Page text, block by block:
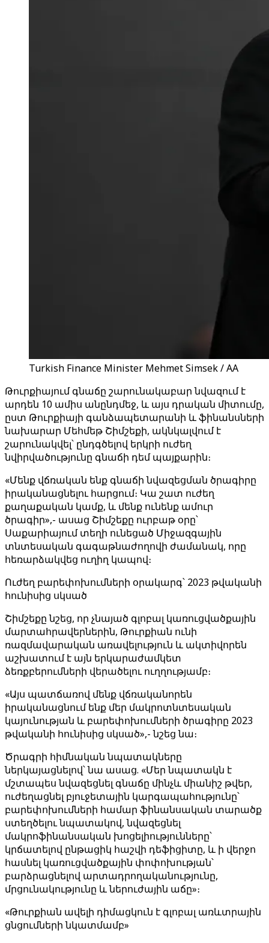
Turkish Finance Minister Mehmet Simsek / AA
Թուրքիայում գնաճը շարունակաբար նվազում է
արդեն 10 ամիս անընդմեջ, և այս դրական միտումը,
ըստ Թուրքիայի գանձապետարանի և ֆինանսների
նախարար Մեհմեթ Շիմշեքի, ակնկալվում է
շարունակվել՝ ընդգծելով երկրի ուժեղ
նվիրվածությունը գնաճի դեմ պայքարին։
«Մենք վճռական ենք գնաճի նվազեցման ծրագիրը
իրականացնելու հարցում։ Կա շատ ուժեղ
քաղաքական կամք, և մենք ունենք ամուր
ծրագիր»,- ասաց Շիմշեքը ուրբաթ օրը՝
Սաքարիայում տեղի ունեցած Միջազգային
տնտեսական գագաթնաժողովի ժամանակ, որը
հեռարձակվեց ուղիղ կապով։
Ուժեղ բարեփոխումների օրակարգ՝ 2023 թվականի
հունիսից սկսած
Շիմշեքը նշեց, որ չնայած գլոբալ կառուցվածքային
մարտահրավերներին, Թուրքիան ունի
ռազմավարական առավելություն և ակտիվորեն
աշխատում է այն երկարաժամկետ
ձեռքբերումների վերածելու ուղղությամբ։
«Այս պատճառով մենք վճռականորեն
իրականացնում ենք մեր մակրոտնտեսական
կայունության և բարեփոխումների ծրագիրը 2023
թվականի հունիսից սկսած»,- նշեց նա։
Ծրագրի հիմնական նպատակները
ներկայացնելով՝ նա ասաց. «Մեր նպատակն է
մշտապես նվազեցնել գնաճը մինչև միանիշ թվեր,
ուժեղացնել բյուջետային կարգապահությունը՝
բարեփոխումների համար ֆինանսական տարածք
ստեղծելու նպատակով, նվազեցնել
մակրոֆինանսական խոցելիությունները՝
կրճատելով ընթացիկ հաշվի դեֆիցիտը, և ի վերջո
հասնել կառուցվածքային փոփոխության՝
բարձրացնելով արտադրողականությունը,
մրցունակությունը և ներուժային աճը»։
«Թուրքիան ավելի դիմացկուն է գլոբալ առևտրային
ցնցումների նկատմամբ»